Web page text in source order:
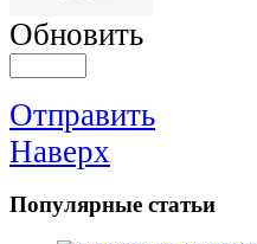
Обновить
Отправить
Наверх
Популярные статьи